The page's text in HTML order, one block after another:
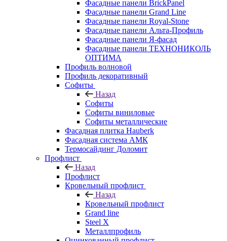
Фасадные панели BrickPanel
Фасадные панели Grand Line
Фасадные панели Royal-Stone
Фасадные панели Альта-Профиль
Фасадные панели Я-фасад
Фасадные панели ТЕХНОНИКОЛЬ
ОПТИМА
Профиль волновой
Профиль декоративный
Софиты
Назад
Софиты
Софиты виниловые
Софиты металлические
Фасадная плитка Hauberk
Фасадная система АМК
Термосайдинг Доломит
Профлист
Назад
Профлист
Кровельный профлист
Назад
Кровельный профлист
Grand line
Steel X
Металлпрофиль